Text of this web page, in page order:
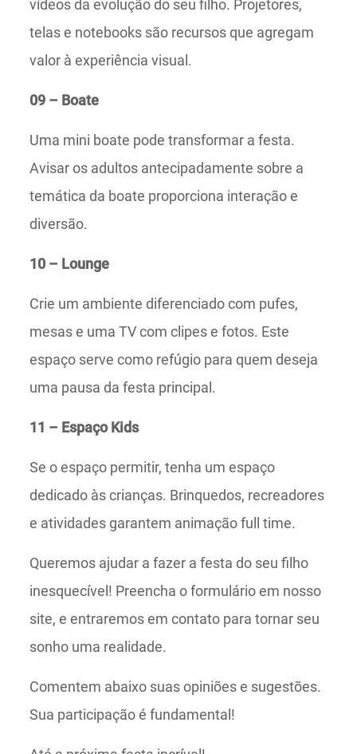
vídeos da evolução do seu filho. Projetores,
telas e notebooks são recursos que agregam
valor à experiência visual.
09 – Boate
Uma mini boate pode transformar a festa.
Avisar os adultos antecipadamente sobre a
temática da boate proporciona interação e
diversão.
10 – Lounge
Crie um ambiente diferenciado com pufes,
mesas e uma TV com clipes e fotos. Este
espaço serve como refúgio para quem deseja
uma pausa da festa principal.
11 – Espaço Kids
Se o espaço permitir, tenha um espaço
dedicado às crianças. Brinquedos, recreadores
e atividades garantem animação full time.
Queremos ajudar a fazer a festa do seu filho
inesquecível! Preencha o formulário em nosso
site, e entraremos em contato para tornar seu
sonho uma realidade.
Comentem abaixo suas opiniões e sugestões.
Sua participação é fundamental!